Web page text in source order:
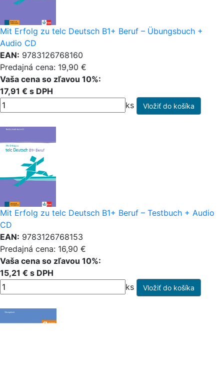
Mit Erfolg zu telc Deutsch B1+ Beruf – Übungsbuch +
Audio CD
EAN: 9783126768160
Predajná cena: 19,90 €
Vaša cena so zľavou 10%:
17,91 € s DPH
ks
Mit Erfolg zu telc Deutsch B1+ Beruf – Testbuch + Audio
CD
EAN: 9783126768153
Predajná cena: 16,90 €
Vaša cena so zľavou 10%:
15,21 € s DPH
ks